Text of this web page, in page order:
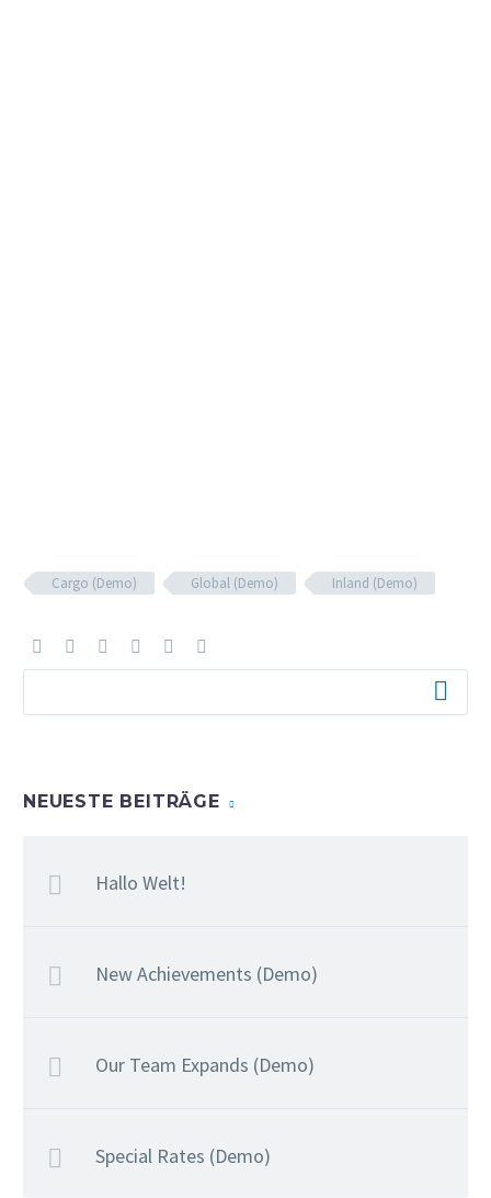
Cargo (Demo) Global (Demo) Inland (Demo)
NEUESTE BEITRÄGE
Hallo Welt!
New Achievements (Demo)
Our Team Expands (Demo)
Special Rates (Demo)